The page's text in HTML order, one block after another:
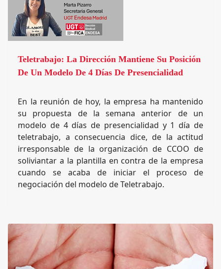
Teletrabajo: La Dirección Mantiene Su Posición
De Un Modelo De 4 Días De Presencialidad
En la reunión de hoy, la empresa ha mantenido
su propuesta de la semana anterior de un
modelo de 4 días de presencialidad y 1 día de
teletrabajo, a consecuencia dice, de la actitud
irresponsable de la organización de CCOO de
soliviantar a la plantilla en contra de la empresa
cuando se acaba de iniciar el proceso de
negociación del modelo de Teletrabajo.